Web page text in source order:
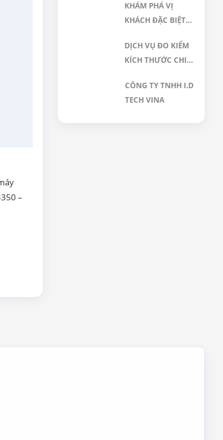
–
NÀO? GIẢI PHÁP
NÀO PHÙ HỢP
CHO PHÒNG SẠCH
DƯỢC PHẨM
KHÁM PHÁ VỊ
KHÁCH ĐẶC BIỆT
DỊCH VỤ HIỆU
CHUẨN TẠI GERA
DỊCH VỤ ĐO KIỂM
KÍCH THƯỚC CHI
MÁY CMM CHÍNH
XÁC CAO TẠI GERA
CÔNG TY TNHH I.D
TECH VINA